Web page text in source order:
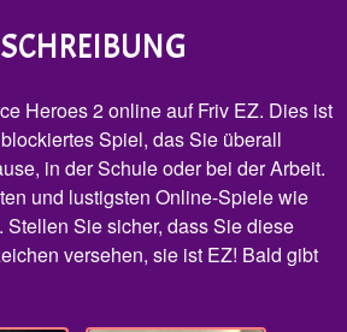
Heroes 2 online auf Friv EZ. Dies ist
Spiel, das Sie überall
in der Schule oder bei der Arbeit.
und lustigsten Online-Spiele wie
Stellen Sie sicher, dass Sie diese
versehen, sie ist EZ! Bald gibt